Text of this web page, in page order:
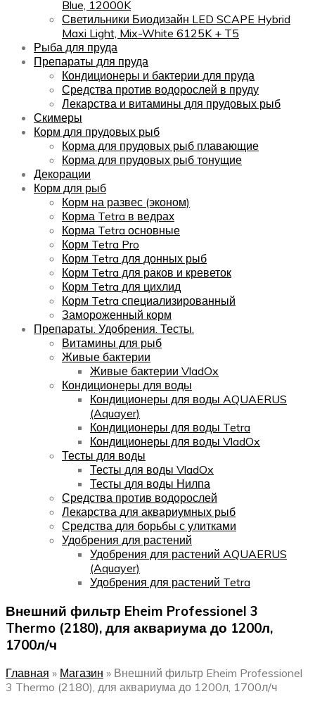
Blue, 12000K
Светильники Биодизайн LED SCAPE Hybrid
Maxi Light, Mix-White 6125K + T5
Рыба для пруда
Препараты для пруда
Кондиционеры и бактерии для пруда
Средства против водорослей в пруду
Лекарства и витамины для прудовых рыб
Скимеры
Корм для прудовых рыб
Корма для прудовых рыб плавающие
Корма для прудовых рыб тонущие
Декорации
Корм для рыб
Корм на развес (эконом)
Корма Tetra в ведрах
Корма Tetra основные
Корм Tetra Pro
Корм Tetra для донных рыб
Корм Tetra для раков и креветок
Корм Tetra для цихлид
Корм Tetra специализированный
Замороженный корм
Препараты. Удобрения. Тесты.
Витамины для рыб
Живые бактерии
Живые бактерии VladOx
Кондиционеры для воды
Кондиционеры для воды AQUAERUS
(Aquayer)
Кондиционеры для воды Tetra
Кондиционеры для воды VladOx
Тесты для воды
Тесты для воды VladOx
Тесты для воды Нилпа
Средства против водорослей
Лекарства для аквариумных рыб
Средства для борьбы с улитками
Удобрения для растений
Удобрения для растений AQUAERUS
(Aquayer)
Удобрения для растений Tetra
Внешний фильтр Eheim Professionel 3
Thermo (2180), для аквариума до 1200л,
1700л/ч
Главная » Магазин » Внешний фильтр Eheim Professionel
3 Thermo (2180), для аквариума до 1200л, 1700л/ч